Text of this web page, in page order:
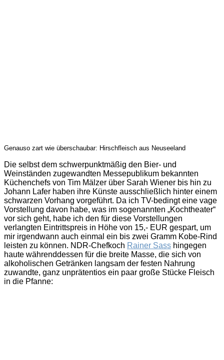
Genauso zart wie überschaubar: Hirschfleisch aus Neuseeland
Die selbst dem schwerpunktmäßig den Bier- und
Weinständen zugewandten Messepublikum bekannten
Küchenchefs von Tim Mälzer über Sarah Wiener bis hin zu
Johann Lafer haben ihre Künste ausschließlich hinter einem
schwarzen Vorhang vorgeführt. Da ich TV-bedingt eine vage
Vorstellung davon habe, was im sogenannten „Kochtheater“
vor sich geht, habe ich den für diese Vorstellungen
verlangten Eintrittspreis in Höhe von 15,- EUR gespart, um
mir irgendwann auch einmal ein bis zwei Gramm Kobe-Rind
leisten zu können. NDR-Chefkoch Rainer Sass hingegen
haute währenddessen für die breite Masse, die sich von
alkoholischen Getränken langsam der festen Nahrung
zuwandte, ganz unprätentios ein paar große Stücke Fleisch
in die Pfanne: